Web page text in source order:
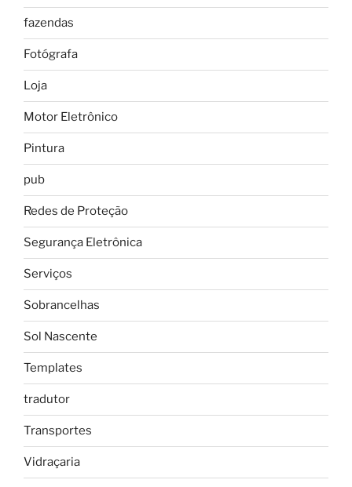
fazendas
Fotógrafa
Loja
Motor Eletrônico
Pintura
pub
Redes de Proteção
Segurança Eletrônica
Serviços
Sobrancelhas
Sol Nascente
Templates
tradutor
Transportes
Vidraçaria